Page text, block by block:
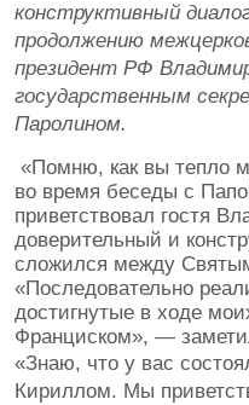
конструктивный
продолжению
президент РФ
государственным
Паролином.
«Помню, как вы тепло
во время беседы с
приветствовал гостя
доверительный и
сложился между
«Последовательно
достигнутые в ходе
Франциском», —
«Знаю, что у вас
Кириллом. Мы